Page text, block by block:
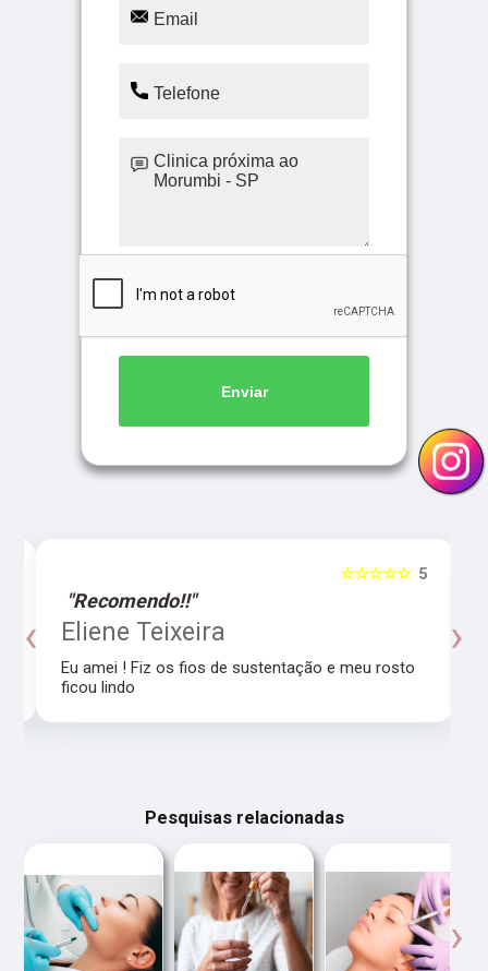
Enviar
5
☆☆☆☆☆
"Recomendo!!"
Eliene Teixeira
Eu amei ! Fiz os fios de sustentação e meu rosto
ficou lindo
‹ ›
Pesquisas relacionadas
‹ ›